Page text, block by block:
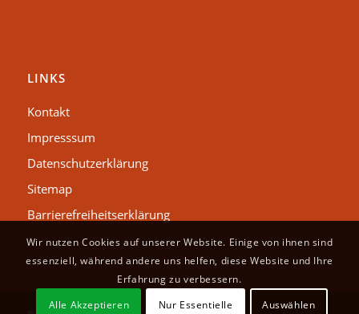
LINKS
Kontakt
Impresssum
Datenschutzerklärung
Sitemap
Barrierefreiheitserklärung
Wir nutzen Cookies auf unserer Website. Einige von ihnen sind
essenziell, während andere uns helfen, diese Website und Ihre
Erfahrung zu verbessern.
Alle Akzeptieren
Nur Essentielle Auswählen